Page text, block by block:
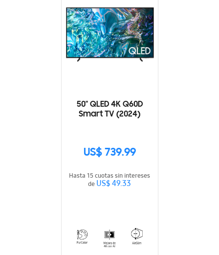
50" QLED 4K Q60D
Smart TV (2024)
US$ 739.99
Hasta 15 cuotas sin intereses
deUS$ 49.33